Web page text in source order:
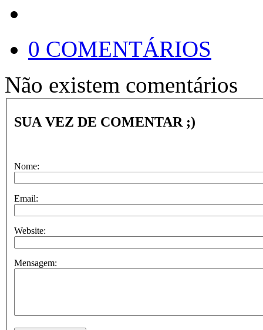
0 COMENTÁRIOS
Não existem comentários
SUA VEZ DE COMENTAR ;)
Nome:
Email:
Website:
Mensagem: